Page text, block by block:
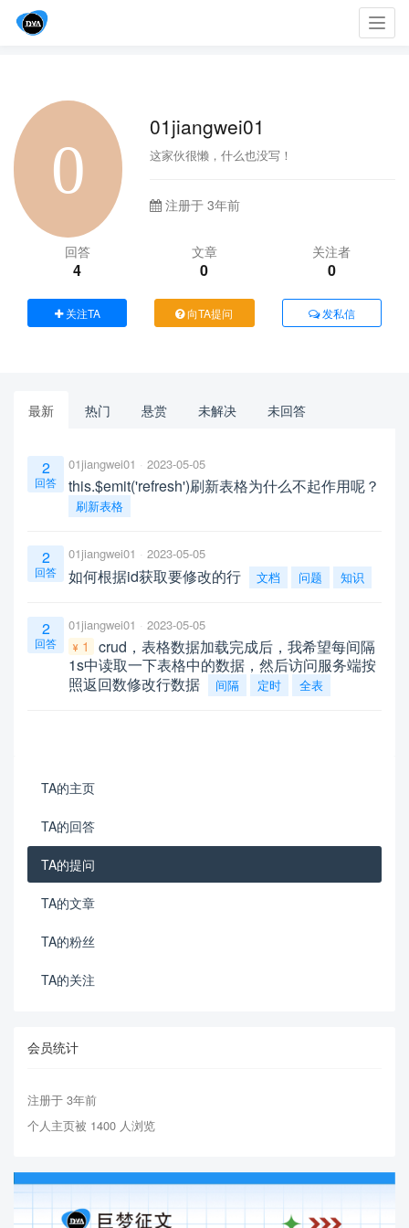
01jiangwei01
这家伙很懒，什么也没写！
注册于 3年前
回答
4
文章
0
关注者
0
关注TA 向TA提问 发私信
最新 热门 悬赏 未解决 未回答
2
回答
01jiangwei01 2023-05-05
this.$emit('refresh')刷新表格为什么不起作用呢？
刷新表格
2
回答
01jiangwei01 2023-05-05
如何根据id获取要修改的行 文档 问题 知识
2
回答
01jiangwei01 2023-05-05
1
crud，表格数据加载完成后，我希望每间隔
1s中读取一下表格中的数据，然后访问服务端按
照返回数修改行数据
间隔 定时 全表
TA的主页
TA的回答
TA的提问
TA的文章
TA的粉丝
TA的关注
会员统计
注册于 3年前
个人主页被 1400 人浏览